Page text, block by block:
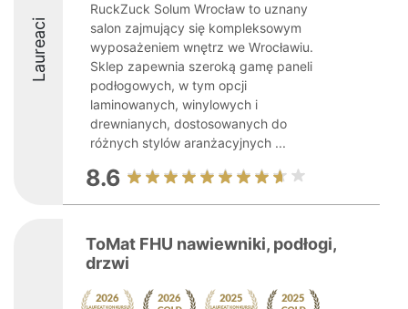
Laureaci
RuckZuck Solum Wrocław to uznany
salon zajmujący się kompleksowym
wyposażeniem wnętrz we Wrocławiu.
Sklep zapewnia szeroką gamę paneli
podłogowych, w tym opcji
laminowanych, winylowych i
drewnianych, dostosowanych do
różnych stylów aranżacyjnych ...
8.6
ToMat FHU nawiewniki, podłogi,
drzwi